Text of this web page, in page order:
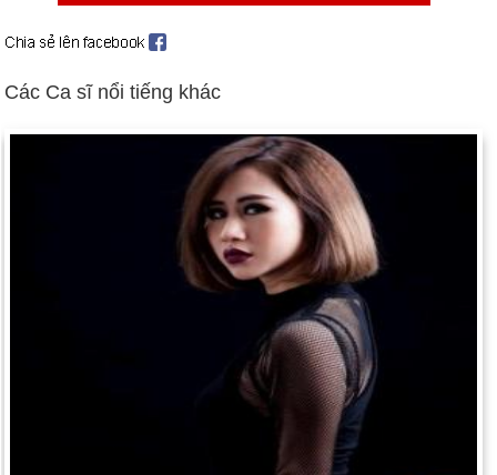
Ngày 14-12 năm 1819:Bang Alabama trở thành tiểu bang thứ
22 của Hoa Kỳ theo hiến pháp.
Amundsen trở thành người đầu tiên đến Nam Cực, đánh bại
Liên Xô bị loại khỏi Hội Quốc Liên.
Ngày 14-12 năm 1967: DNA được tổng hợp lần đầu tiên.
Israel chính thức sáp nhập Cao
Ngày 14-12 năm 1985:
Wilma Mankiller trở thành người phụ
nữ đầu tiên lãnh đạo một bộ tộc da đỏ lớn ở Mỹ khi bà nhậm
chức thủ lĩnh chính của Quốc gia Cherokee của Oklahoma.
Người đoạt giải Nobel Hòa bình Andrei
D. Sakharov qua đời tại Moscow ở tuổi 68.
Adam Lanza, 20 tuổi, đã lao vào
trường tiểu học Sandy Hook, ở Newtown, Connecticut, và giết
Các Ca sĩ nổi tiếng khác